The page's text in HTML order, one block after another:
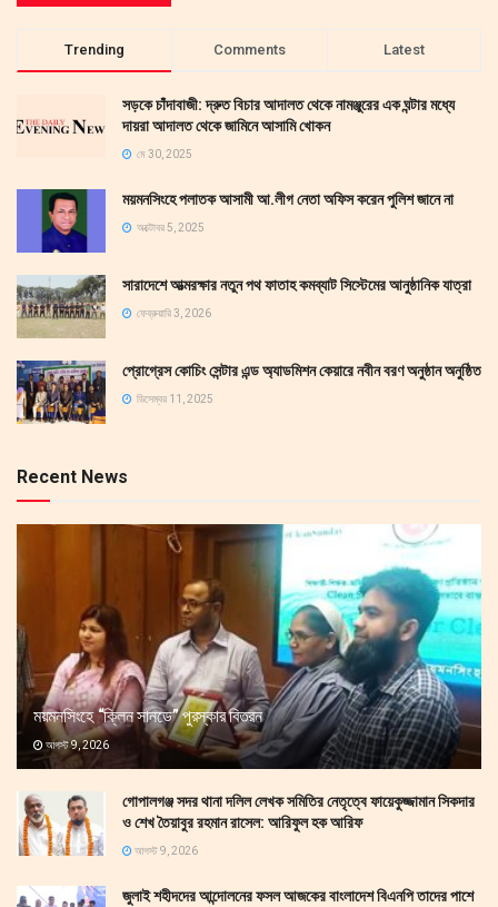
Trending Comments Latest
সড়কে চাঁদাবাজী: দ্রুত বিচার আদালত থেকে নামঞ্জুরের এক ঘন্টার মধ্যে
দায়রা আদালত থেকে জামিনে আসামি খোকন
মে 30, 2025
ময়মনসিংহে পলাতক আসামী আ.লীগ নেতা অফিস করেন পুলিশ জানে না
অক্টোবর 5, 2025
সারাদেশে আত্মরক্ষার নতুন পথ ফাতাহ কমব্যাট সিস্টেমের আনুষ্ঠানিক যাত্রা
ফেব্রুয়ারি 3, 2026
প্রোগ্রেস কোচিং সেন্টার এন্ড অ্যাডমিশন কেয়ারে নবীন বরণ অনুষ্ঠান অনুষ্ঠিত
ডিসেম্বর 11, 2025
Recent News
ময়মনসিংহে “ক্লিন সানডে” পুরস্কার বিতরন
আগস্ট 9, 2026
গোপালগঞ্জ সদর থানা দলিল লেখক সমিতির নেতৃত্বে ফায়েকুজ্জামান সিকদার
ও শেখ তৈয়াবুর রহমান রাসেল: আরিফুল হক আরিফ
আগস্ট 9, 2026
জুলাই শহীদদের আন্দোলনের ফসল আজকের বাংলাদেশ বিএনপি তাদের পাশে